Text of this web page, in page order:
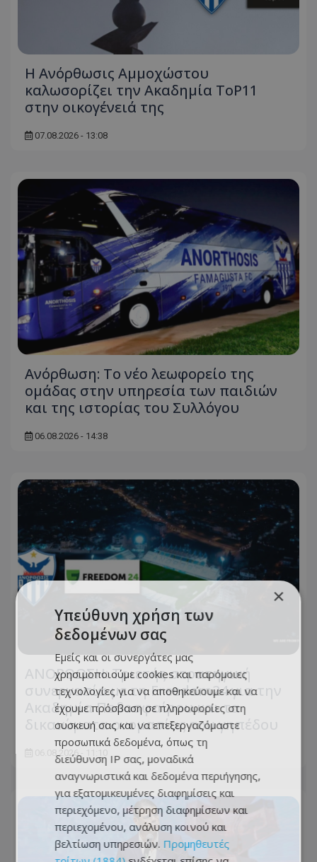
Η Ανόρθωσις Αμμοχώστου
καλωσορίζει την Ακαδημία ToP11
στην οικογένειά της
07.08.2026 - 13:08
Ανόρθωση: Το νέο λεωφορείο της
ομάδας στην υπηρεσία των παιδιών
και της ιστορίας του Συλλόγου
06.08.2026 - 14:38
ΑΝΟΡΘΩΣΗ: Τριετής στρατηγική
συνεργασία με τη Freedom24 για την
Ακαδημία Ποδοσφαίρου και τα
δικαιώματα ονομασίας του γηπέδου
06.08.2026 - 11:10
×
Υπεύθυνη χρήση των
δεδομένων σας
Εμείς και οι συνεργάτες μας
χρησιμοποιούμε cookies και παρόμοιες
τεχνολογίες για να αποθηκεύουμε και να
έχουμε πρόσβαση σε πληροφορίες στη
συσκευή σας και να επεξεργαζόμαστε
προσωπικά δεδομένα, όπως τη
διεύθυνση IP σας, μοναδικά
αναγνωριστικά και δεδομένα περιήγησης,
για εξατομικευμένες διαφημίσεις και
περιεχόμενο, μέτρηση διαφημίσεων και
περιεχομένου, ανάλυση κοινού και
βελτίωση υπηρεσιών. Προμηθευτές